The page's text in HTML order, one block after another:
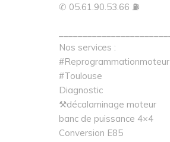
✆ 05.61.90.53.66 ⛽
Nos services :
#Reprogrammationmoteur
#Toulouse
Diagnostic
⚒décalaminage moteur
banc de puissance 4×4
Conversion E85